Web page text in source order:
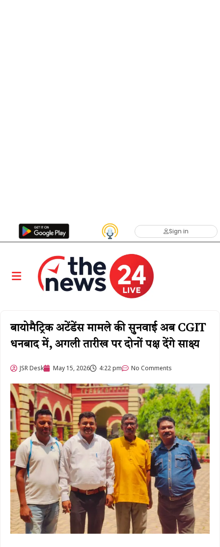
Sign in
बायोमैट्रिक अटेंडेंस मामले की सुनवाई अब CGIT
धनबाद में, अगली तारीख पर दोनों पक्ष देंगे साक्ष्य
JSR Desk May 15, 2026 4:22 pm No Comments